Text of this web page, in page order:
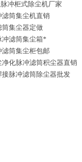
冲柜式除尘机厂家
筒集尘机直销
集尘器定做
冲滤筒集尘箱*
筒集尘柜包邮
净化脉冲滤筒积尘器直销
接脉冲滤筒除尘器批发